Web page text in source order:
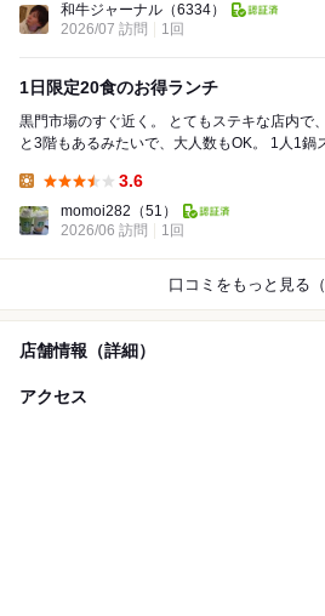
和牛ジャーナル （6334）
2026/07 訪問
1回
1日限定20食のお得ランチ
黒門市場のすぐ近く。 とてもステキな店内で、１階はカウンター、 2階
と3階もあるみたいで、大人数もOK。 1人1鍋スタイルなので、 1人でも
3.6
momoi282 （51）
2026/06 訪問
1回
口コミをもっと見る（
店舗情報（詳細）
アクセス